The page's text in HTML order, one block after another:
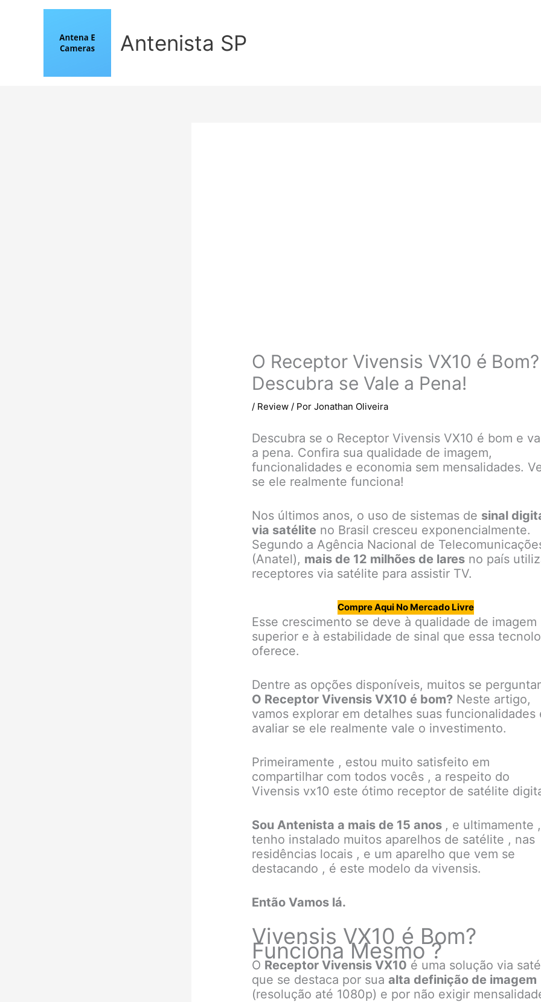
Antenista SP
O Receptor Vivensis VX10 é Bom?
Descubra se Vale a Pena!
/ Review / PorJonathan Oliveira
Descubra se o Receptor Vivensis VX10 é bom e
a pena. Confira sua qualidade de imagem,
funcionalidades e economia sem mensalidades.
se ele realmente funciona!
Nos últimos anos, o uso de sistemas de sinal
via satélite no Brasil cresceu exponencialmente.
Segundo a Agência Nacional de
(Anatel), mais de 12 milhões de lares no país
receptores via satélite para assistir TV.
Compre Aqui No Mercado Livre
Esse crescimento se deve à qualidade de imagem
superior e à estabilidade de sinal que essa
oferece.
Dentre as opções disponíveis, muitos se
O Receptor Vivensis VX10 é bom? Neste artigo,
vamos explorar em detalhes suas funcionalidades
avaliar se ele realmente vale o investimento.
Primeiramente , estou muito satisfeito em
compartilhar com todos vocês , a respeito do
Vivensis vx10 este ótimo receptor de satélite
Sou Antenista a mais de 15 anos , e ultimamente ,
tenho instalado muitos aparelhos de satélite , nas
residências locais , e um aparelho que vem se
destacando , é este modelo da vivensis.
Então Vamos lá.
Vivensis VX10 é Bom?
Funciona Mesmo ?
O Receptor Vivensis VX10 é uma solução via
que se destaca por suaalta definição de imagem
(resolução até 1080p) e por não exigir